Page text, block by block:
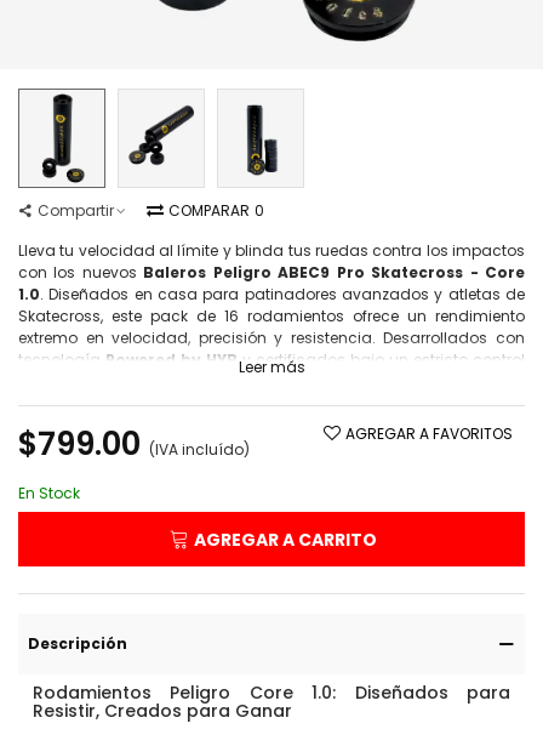
Compartir COMPARAR 0
Lleva tu velocidad al límite y blinda tus ruedas contra los impactos
con los nuevos Baleros Peligro ABEC9 Pro Skatecross - Core
1.0. Diseñados en casa para patinadores avanzados y atletas de
Skatecross, este pack de 16 rodamientos ofrece un rendimiento
extremo en velocidad, precisión y resistencia. Desarrollados con
tecnología Powered by HYBy certificados bajo un estricto control
segundos en cada sprint, salto y curva cerrada.
Leer más
$799.00 (IVA incluído)
AGREGAR A FAVORITOS
En Stock
AGREGAR A CARRITO
Descripción
Rodamientos Peligro Core 1.0: Diseñados para
Resistir, Creados para Ganar